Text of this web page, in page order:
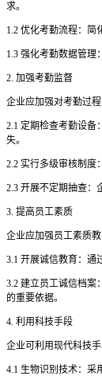
求。
1.2 优化考勤流程：简
1.3 强化考勤数据管理
2. 加强考勤监督
企业应加强对考勤过
2.1 定期检查考勤设备
失。
2.2 实行多级审核制度
2.3 开展不定期抽查：
3. 提高员工素质
企业应加强员工素质
3.1 开展诚信教育：通
3.2 建立员工诚信档案
的重要依据。
4. 利用科技手段
企业可利用现代科技
4.1 生物识别技术：采